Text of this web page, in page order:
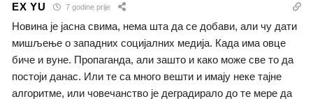
EX YU 7 godine prije
Новина је јасна свима, нема шта да се добави, али чу дати
мишљење о западних социјалних медија. Када има овце
биче и вуне. Пропаганда, али зашто и како може све то да
постоји данас. Или те са много вешти и имају неке тајне
алгоритме, или човечанство је деградирало до те мере да